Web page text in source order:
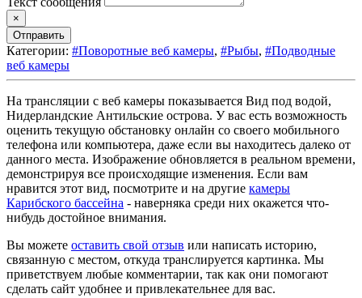
×
Отправить
Категории: #Поворотные веб камеры, #Рыбы, #Подводные
веб камеры
На трансляции с веб камеры показывается Вид под водой,
Нидерландские Антильские острова. У вас есть возможность
оценить текущую обстановку онлайн со своего мобильного
телефона или компьютера, даже если вы находитесь далеко от
данного места. Изображение обновляется в реальном времени,
демонстрируя все происходящие изменения. Если вам
нравится этот вид, посмотрите и на другие камеры
Карибского бассейна - наверняка среди них окажется что-
нибудь достойное внимания.
Вы можете оставить свой отзыв или написать историю,
связанную с местом, откуда транслируется картинка. Мы
приветствуем любые комментарии, так как они помогают
сделать сайт удобнее и привлекательнее для вас.